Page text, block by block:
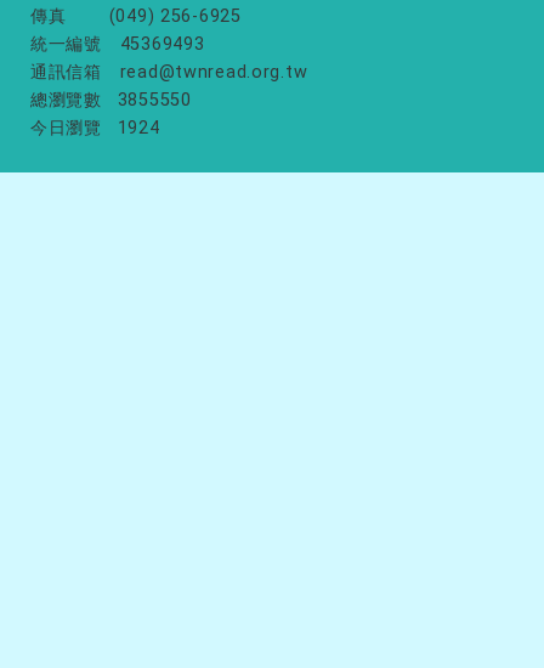
傳真
(049) 256-6925
統一編號
45369493
通訊信箱
read@twnread.org.tw
總瀏覽數
3855550
今日瀏覽
1924